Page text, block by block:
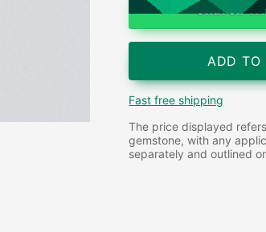
Chat on
ADD TO
Fast free shipping
The price displayed
gemstone, with any
separately and outlined